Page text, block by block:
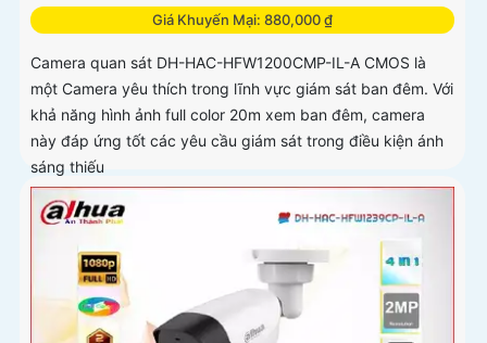
Giá Khuyến Mại: 880,000 ₫
Camera quan sát DH-HAC-HFW1200CMP-IL-A CMOS là
một Camera yêu thích trong lĩnh vực giám sát ban đêm. Với
khả năng hình ảnh full color 20m xem ban đêm, camera
này đáp ứng tốt các yêu cầu giám sát trong điều kiện ánh
sáng thiếu